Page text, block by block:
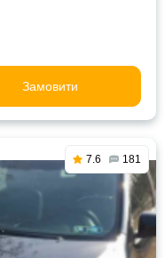
Замовити
7.6 181